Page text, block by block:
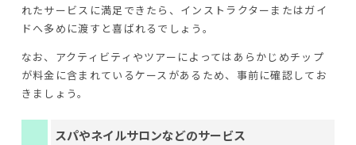
れたサービスに満足できたら、インストラクターまたはガイ
ドへ多めに渡すと喜ばれるでしょう。
なお、アクティビティやツアーによってはあらかじめチップ
が料金に含まれているケースがあるため、事前に確認してお
きましょう。
スパやネイルサロンなどのサービス